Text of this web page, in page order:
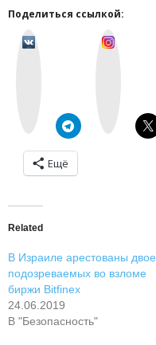
Поделиться ссылкой:
Ещё
Related
В Израиле арестованы двое
подозреваемых во взломе
биржи Bitfinex
24.06.2019
В "Безопасность"